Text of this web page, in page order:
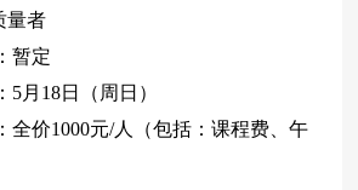
量者
：暂定
： 5月 18日（周日）
：全价1000元/人
（包括：课程费、午